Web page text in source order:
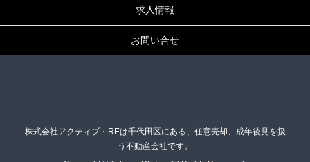
求人情報
お問い合せ
株式会社アクティブ・REは千代田区にある、任意売却、成年後見を扱
う不動産会社です。